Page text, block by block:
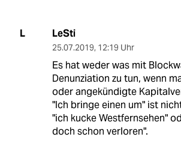
L LeSti
25.07.2019, 12:19 Uhr
Es hat weder was mit
Denunziation zu tun, wenn
oder angekündigte
"Ich bringe einen um" ist
"ich kucke Westfernsehen"
doch schon verloren".